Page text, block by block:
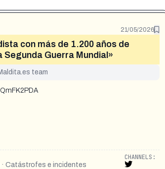
21/05/2026
con más de 1.200 años de
Guerra Mundial»
team
· Catástrofes e incidentes
CHANNELS: